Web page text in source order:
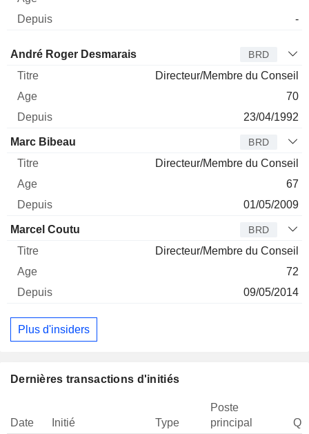
-
Administrateur Titre Age
André Roger Desmarais BRD
Directeur/Membre du Conseil
70
23/04/1992
Marc Bibeau BRD
Directeur/Membre du Conseil
67
01/05/2009
Marcel Coutu BRD
Directeur/Membre du Conseil
72
09/05/2014
Plus d'insiders
Dernières transactions d'initiés
Date Initié Type
Poste
principal